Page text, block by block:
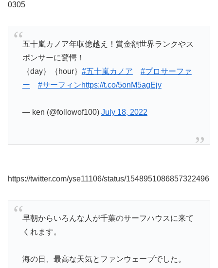
0305
五十嵐カノア年収億越え！賞金額世界ランクやス
ポンサーに驚愕！
｛day｝｛hour｝ #五十嵐カノア
#プロサーファ
ー
#サーフィンhttps://t.co/5onM5agEjv
— ken (@followof100) July 18, 2022
https://twitter.com/yse11106/status/1548951086857322496
早朝からいろんな人が千葉のサーフハウスに来て
くれます。
海の日、最高な天気とファンウェーブでした。